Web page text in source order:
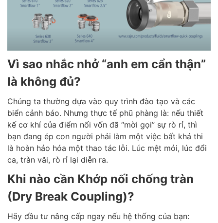
Vì sao nhắc nhở “anh em cẩn thận”
là không đủ?
Chúng ta thường dựa vào quy trình đào tạo và các
biển cảnh báo. Nhưng thực tế phũ phàng là: nếu thiết
kế cơ khí của điểm nối vốn đã “mời gọi” sự rò rỉ, thì
bạn đang ép con người phải làm một việc bất khả thi
là hoàn hảo hóa một thao tác lỗi. Lúc mệt mỏi, lúc đổi
ca, tràn vãi, rò rỉ lại diễn ra.
Khi nào cần Khớp nối chống tràn
(Dry Break Coupling)?
Hãy đầu tư nâng cấp ngay nếu hệ thống của bạn: